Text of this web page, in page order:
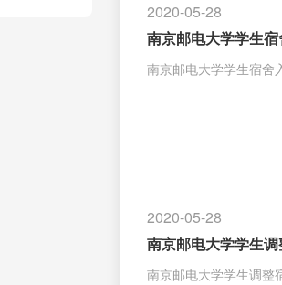
2020-05-28
南京邮电大学学生
南京邮电大学学生宿舍
2020-05-28
南京邮电大学学生
南京邮电大学学生调整